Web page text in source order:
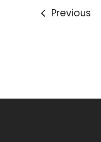
Previous